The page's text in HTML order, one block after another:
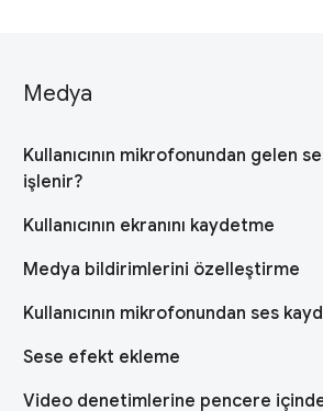
Medya
Kullanıcının mikrofonundan gelen
işlenir?
Kullanıcının ekranını kaydetme
Medya bildirimlerini özelleştirme
Kullanıcının mikrofonundan ses
Sese efekt ekleme
Video denetimlerine pencere